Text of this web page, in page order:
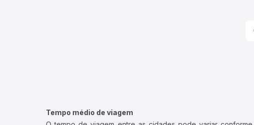
Tempo médio de viagem